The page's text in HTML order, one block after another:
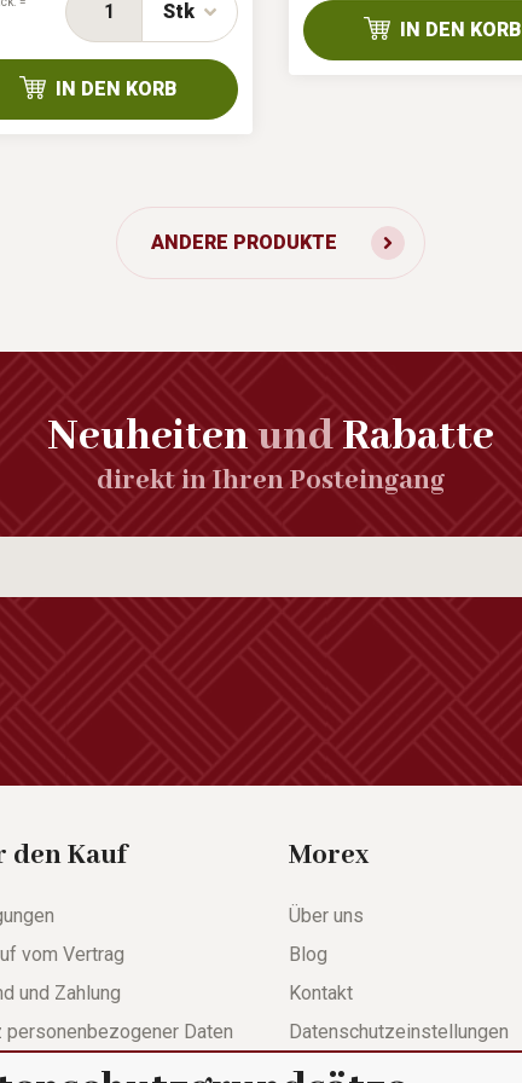
Stk
IN DEN KORB
IN DEN KORB
ANDERE PRODUKTE
NeuheitenundRabatte
direkt in Ihren Posteingang
den Kauf
vom Vertrag
und Zahlung
personenbezogener Daten
Morex
Über uns
Blog
Kontakt
Datenschutzeinstellungen